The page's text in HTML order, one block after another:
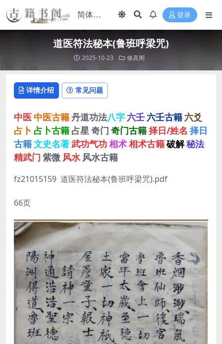
登录
道医符法秘本(鲁班呼梁咒)
2025-10-23 修真阁
详情介绍 常见问题
中医 中医古籍丹道功法八字 六壬 六壬古籍 六爻
占卜 占卜古籍 占星 奇门 奇门古籍择日/姓名 择日
古籍文史名著武功气功 相术相术古籍破解秘法
精武门 紫微 风水 风水古籍
fz21015159 道医符法秘本(鲁班呼梁咒).pdf
66页